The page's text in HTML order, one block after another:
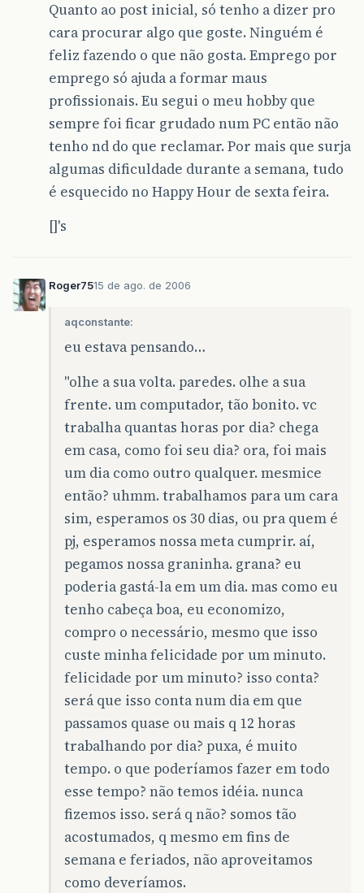
Quanto ao post inicial, só tenho a dizer pro
cara procurar algo que goste. Ninguém é
feliz fazendo o que não gosta. Emprego por
emprego só ajuda a formar maus
profissionais. Eu segui o meu hobby que
sempre foi ficar grudado num PC então não
tenho nd do que reclamar. Por mais que surja
algumas dificuldade durante a semana, tudo
é esquecido no Happy Hour de sexta feira.
[]'s
Roger7515 de ago. de 2006
aqconstante:
eu estava pensando…
"olhe a sua volta. paredes. olhe a sua
frente. um computador, tão bonito. vc
trabalha quantas horas por dia? chega
em casa, como foi seu dia? ora, foi mais
um dia como outro qualquer. mesmice
então? uhmm. trabalhamos para um cara
sim, esperamos os 30 dias, ou pra quem é
pj, esperamos nossa meta cumprir. aí,
pegamos nossa graninha. grana? eu
poderia gastá-la em um dia. mas como eu
tenho cabeça boa, eu economizo,
compro o necessário, mesmo que isso
custe minha felicidade por um minuto.
felicidade por um minuto? isso conta?
será que isso conta num dia em que
passamos quase ou mais q 12 horas
trabalhando por dia? puxa, é muito
tempo. o que poderíamos fazer em todo
esse tempo? não temos idéia. nunca
fizemos isso. será q não? somos tão
acostumados, q mesmo em fins de
semana e feriados, não aproveitamos
como deveríamos.